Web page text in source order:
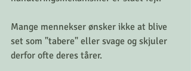
Mange mennekser ønsker ikke at blive
set som "tabere" eller svage og skjuler
derfor ofte deres tårer.